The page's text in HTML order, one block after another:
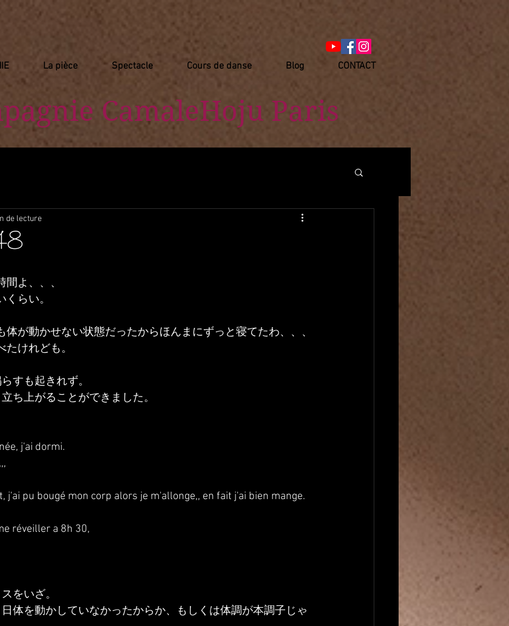
La pièce Spectacle Cours de danse Blog CONTACT
​ CamaleHoju Paris
de lecture
よ、、、
らい。
が動かせない状態だったからほんまにずっと寝てたわ、、、
けれども。
すも起きれず。
ち上がることができました。
j'ai dormi.
j'ai pu bougé mon corp alors je m'allonge,, en fait j'ai bien mange.
réveiller a 8h 30,
をいざ。
体を動かしていなかったからか、もしくは体調が本調子じゃ